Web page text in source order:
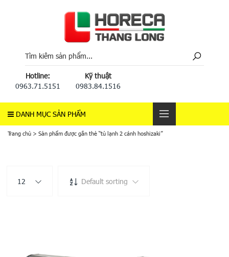
Hotline:
0963.71.5151
Kỹ thuật
0983.84.1516
DANH MỤC SẢN PHẨM
Trang chủ > Sản phẩm được gắn thẻ “tủ lạnh 2 cánh hoshizaki”
12 Default sorting